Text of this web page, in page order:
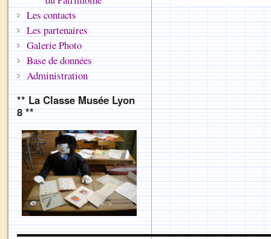
Les contacts
Les partenaires
Galerie Photo
Base de données
Administration
** La Classe Musée Lyon
8 **